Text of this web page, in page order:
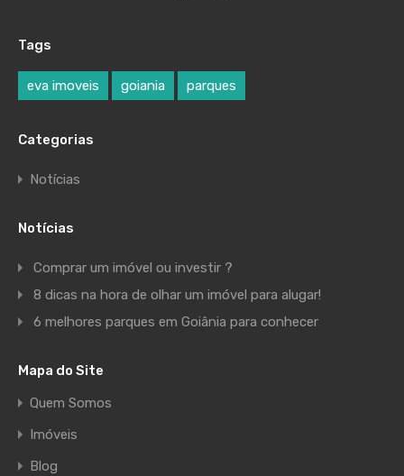
Tags
eva imoveis goiania parques
Categorias
Notícias
Notícias
Comprar um imóvel ou investir ?
8 dicas na hora de olhar um imóvel para alugar!
6 melhores parques em Goiânia para conhecer
Mapa do Site
Quem Somos
Imóveis
Blog